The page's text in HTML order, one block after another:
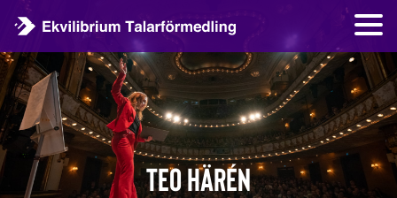
Teo Härén